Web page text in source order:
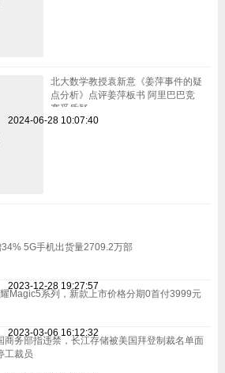
北大数学教授袁新意《姜萍事件的疑
点分析》点评姜萍板书 阿里巴巴竞
赛受质疑
2024-06-28 10:07:40
5G手机出货量2709.2万部
2023-12-28 19:27:57
Magic5系列，新款上市价格分期0首付3999元
2023-03-06 16:12:32
商务部指违禁，长江存储被美国拜登制裁名单面
工裁员